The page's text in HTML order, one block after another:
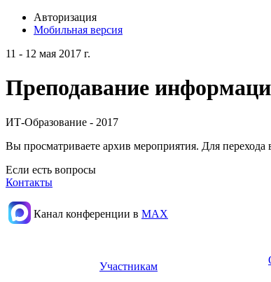
Авторизация
Мобильная версия
11 - 12 мая 2017 г.
Преподавание
ИТ-Образование - 2017
Вы просматриваете архив мероприятия. Для
Если есть вопросы
Контакты
Канал конференции в МАХ
Участникам